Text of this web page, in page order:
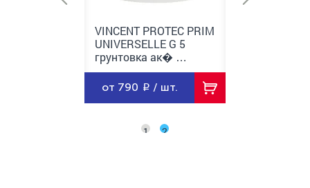
VINCENT PROTEC PRIM
UNIVERSELLE G 5
грунтовка ак� …
от 790 / шт.
1 2